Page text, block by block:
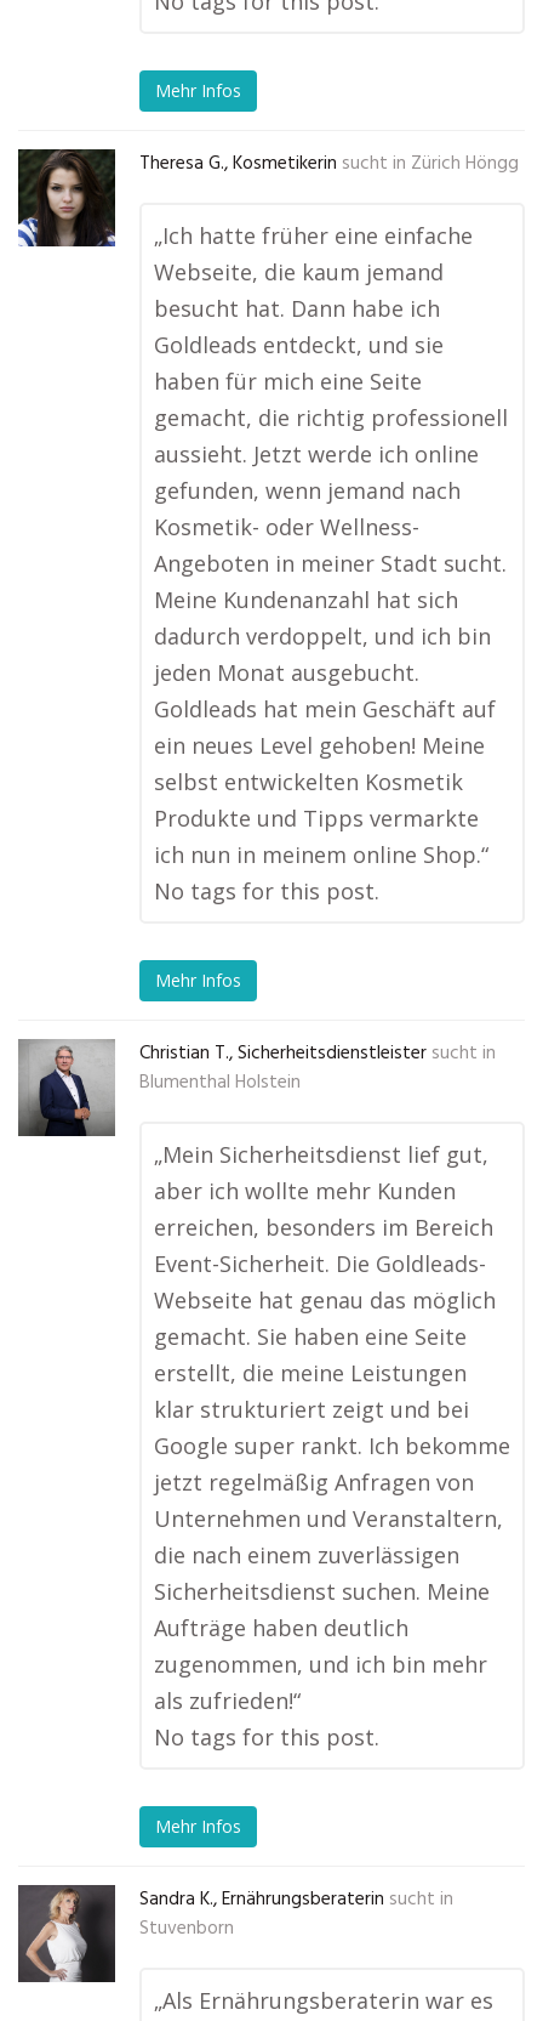
Mehr Infos
Theresa G., Kosmetikerin sucht in Zürich Höngg
„Ich hatte früher eine einfache
Webseite, die kaum jemand
besucht hat. Dann habe ich
Goldleads entdeckt, und sie
haben für mich eine Seite
gemacht, die richtig professionell
aussieht. Jetzt werde ich online
gefunden, wenn jemand nach
Kosmetik- oder Wellness-
Angeboten in meiner Stadt sucht.
Meine Kundenanzahl hat sich
dadurch verdoppelt, und ich bin
jeden Monat ausgebucht.
Goldleads hat mein Geschäft auf
ein neues Level gehoben! Meine
selbst entwickelten Kosmetik
Produkte und Tipps vermarkte
ich nun in meinem online Shop.“
No tags for this post.
Mehr Infos
Christian T., Sicherheitsdienstleister sucht in
Blumenthal Holstein
„Mein Sicherheitsdienst lief gut,
aber ich wollte mehr Kunden
erreichen, besonders im Bereich
Event-Sicherheit. Die Goldleads-
Webseite hat genau das möglich
gemacht. Sie haben eine Seite
erstellt, die meine Leistungen
klar strukturiert zeigt und bei
Google super rankt. Ich bekomme
jetzt regelmäßig Anfragen von
Unternehmen und Veranstaltern,
die nach einem zuverlässigen
Sicherheitsdienst suchen. Meine
Aufträge haben deutlich
zugenommen, und ich bin mehr
als zufrieden!“
No tags for this post.
Mehr Infos
Sandra K., Ernährungsberaterin sucht in
Stuvenborn
„Als Ernährungsberaterin war es